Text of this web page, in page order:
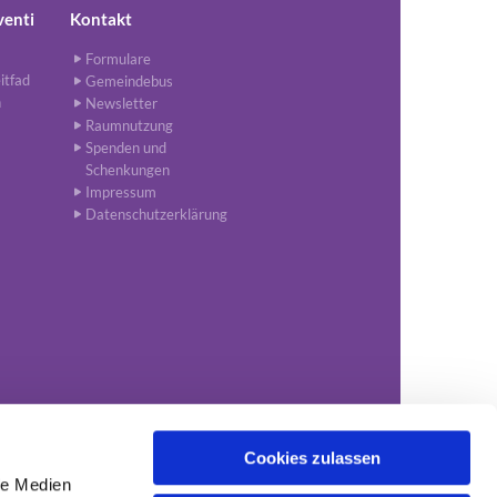
Medien
Cookies zulassen
Kontakt
Formulare
Gemeindebus
Newsletter
Raumnutzung
Spenden und
Schenkungen
Impressum
Datenschutzerklärung
34651 kgv.nordhorn@evlka.de